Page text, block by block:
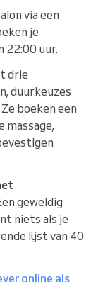
via een
je
22:00 uur.
drie
duurkeuzes
boeken een
massage,
geweldig
niets als je
lijst van 40
online als